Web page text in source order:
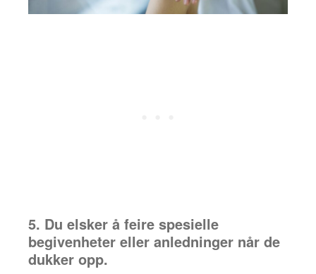
5. Du elsker å feire spesielle
begivenheter eller anledninger når de
dukker opp.